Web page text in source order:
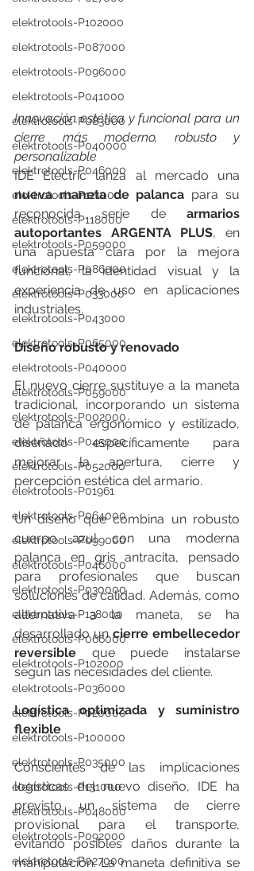
elektrotools-P102000
elektrotools-P087000
elektrotools-P096000
elektrotools-P041000
elektrotools-P083000
elektrotools-P040000
elektrotools-P046000
elektrotools-P121000
elektrotools-P118000
elektrotools-P059000
elektrotools-P086000
elektrotools-P033000
elektrotools-P043000
elektrotools-P065000
elektrotools-P040000
elektrotools-P059000
elektrotools-P002000
elektrotools-P045000
elektrotools-P052000
elektrotools-P01961
elektrotools-P064000
elektrotools-P099000
elektrotools-P046000
elektrotools-P030000
elektrotools-P138000
elektrotools-P066000
elektrotools-P102000
elektrotools-P036000
elektrotools-P020000
elektrotools-P100000
elektrotools-P035000
elektrotools-P131000
elektrotools-P048000
elektrotools-P092000
elektrotools-P027000
Innovación estética y funcional para un
cierre más moderno, robusto y
personalizable
nueva maneta de palanca para su
reconocida serie de armarios
autoportantes ARGENTA PLUS, en
una apuesta clara por la mejora
funcional, la identidad visual y la
experiencia de uso en aplicaciones
industriales.
Diseño robusto y renovado
El nuevo cierre sustituye a la maneta
tradicional, incorporando un sistema
de palanca ergonómico y estilizado,
diseñado específicamente para
mejorar la apertura, cierre y
percepción estética del armario.
Un diseño que combina un robusto
cuerpo azul con una moderna
palanca en gris antracita, pensado
para profesionales que buscan
soluciones de calidad. Además, como
alternativa a la maneta, se ha
desarrollado un cierre embellecedor
reversible que puede instalarse
según las necesidades del cliente.
Logística optimizada y suministro
flexible
Conscientes de las implicaciones
logísticas del nuevo diseño, IDE ha
previsto un sistema de cierre
provisional para el transporte,
evitando posibles daños durante la
manipulación. La maneta definitiva se